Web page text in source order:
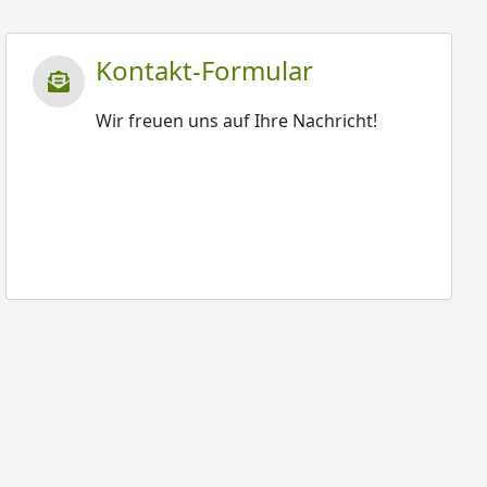
Kontakt-Formular
Wir freuen uns auf Ihre Nachricht!